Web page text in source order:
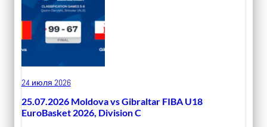
24 июля 2026
25.07.2026 Moldova vs Gibraltar FIBA U18
EuroBasket 2026, Division C